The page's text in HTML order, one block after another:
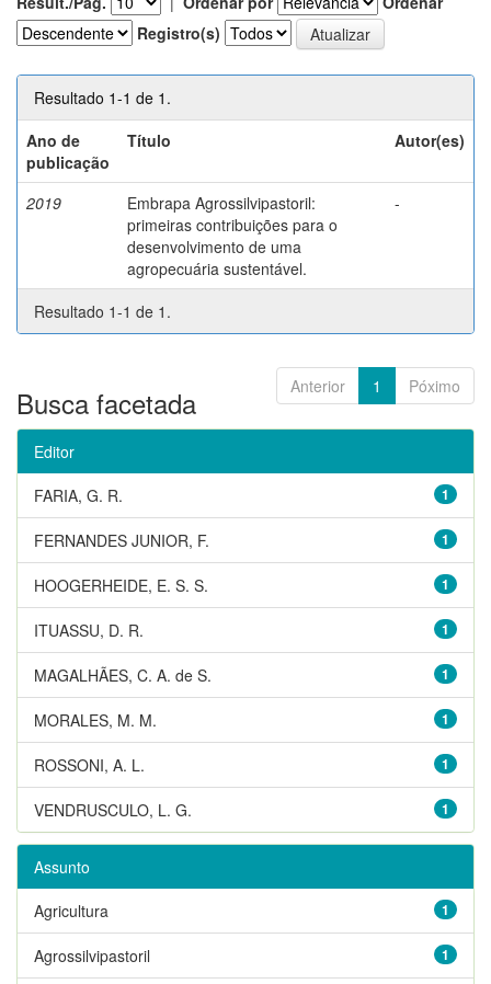
Registro(s)
Resultado 1-1 de 1.
Ano de
publicação
Título Autor(es)
2019
Embrapa Agrossilvipastoril:
primeiras contribuições para o
desenvolvimento de uma
agropecuária sustentável.
-
Resultado 1-1 de 1.
Anterior 1 Póximo
Busca facetada
Editor
1
FARIA, G. R.
1
FERNANDES JUNIOR, F.
1
HOOGERHEIDE, E. S. S.
1
ITUASSU, D. R.
1
MAGALHÃES, C. A. de S.
1
MORALES, M. M.
1
ROSSONI, A. L.
1
VENDRUSCULO, L. G.
Assunto
1
Agricultura
1
Agrossilvipastoril